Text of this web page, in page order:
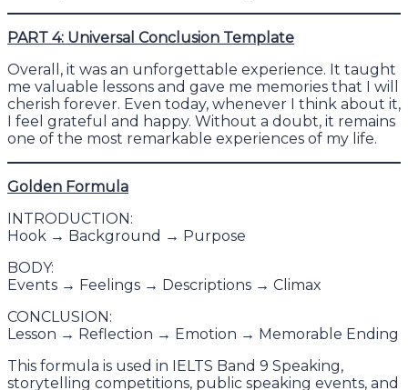
PART 4: Universal Conclusion Template
Overall, it was an unforgettable experience. It taught
me valuable lessons and gave me memories that I will
cherish forever. Even today, whenever I think about it,
I feel grateful and happy. Without a doubt, it remains
one of the most remarkable experiences of my life.
Golden Formula
INTRODUCTION:
Hook → Background → Purpose
BODY:
Events → Feelings → Descriptions → Climax
CONCLUSION:
Lesson → Reflection → Emotion → Memorable Ending
This formula is used in IELTS Band 9 Speaking,
storytelling competitions, public speaking events, and